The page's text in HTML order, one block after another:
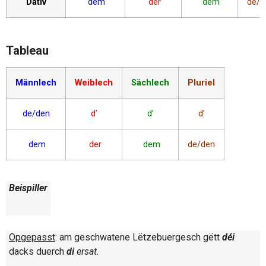
Dativ dem der dem de/
Tableau
Männlech Weiblech Sächlech Pluriel
de/den d’ d’ d’
dem der dem de/den
Beispiller
Opgepasst: am geschwatene Lëtzebuergesch gëtt déi
dacks duerch diersat.